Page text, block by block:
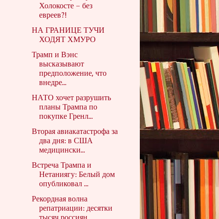
Холокосте – без
евреев?!
НА ГРАНИЦЕ ТУЧИ
ХОДЯТ ХМУРО
Трамп и Вэнс
высказывают
предположение, что
внедре...
НАТО хочет разрушить
планы Трампа по
покупке Гренл...
Вторая авиакатастрофа за
два дня: в США
медицински...
Встреча Трампа и
Нетаниягу: Белый дом
опубликовал ...
Рекордная волна
репатриации: десятки